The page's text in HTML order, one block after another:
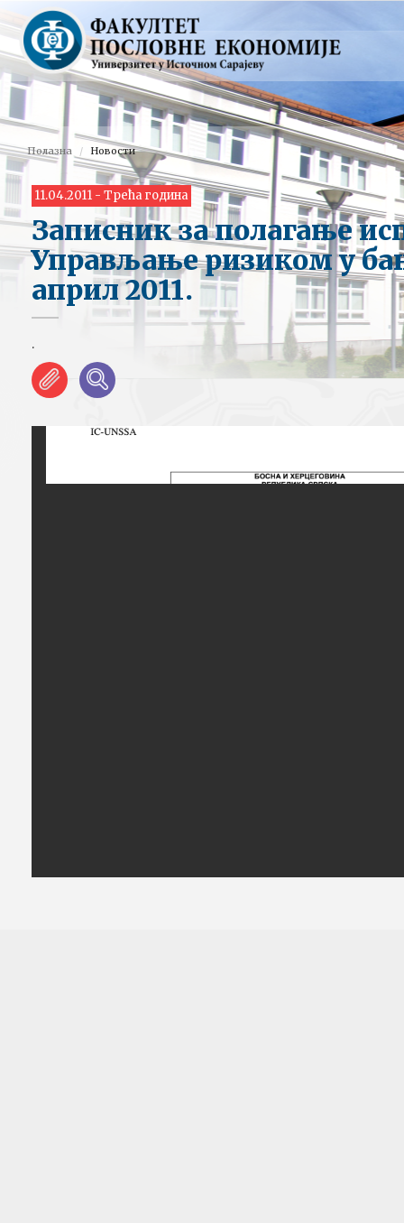
Полазна Новости
11.04.2011 - Трећа година
Записник за полагање
Управљање ризиком у
април 2011.
.